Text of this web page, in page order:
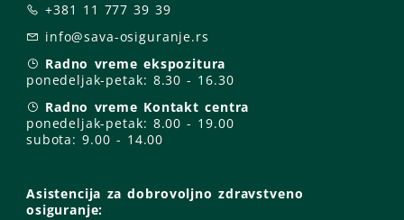
+381 11 777 39 39
info@sava-osiguranje.rs
Radno vreme ekspozitura
ponedeljak-petak: 8.30 - 16.30
Radno vreme Kontakt centra
ponedeljak-petak: 8.00 - 19.00
subota: 9.00 - 14.00
Asistencija za dobrovoljno zdravstveno
osiguranje: